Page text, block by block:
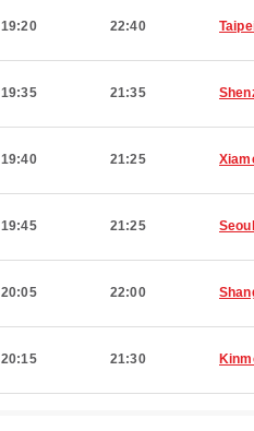
19:20 22:40
19:35 21:35
19:40 21:25
19:45 21:25 Seoul
20:05 22:00
20:15 21:30